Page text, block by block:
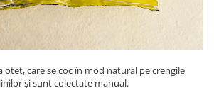
otet, care se coc în mod natural pe crengile
și sunt colectate manual.